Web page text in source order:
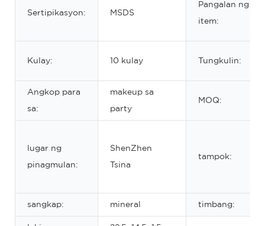
Sertipikasyon: MSDS
Pangalan ng
item:
Kulay: 10 kulay Tungkulin:
Angkop para
sa:
makeup sa
party
MOQ:
lugar ng
pinagmulan:
ShenZhen
Tsina
tampok:
sangkap: mineral timbang: